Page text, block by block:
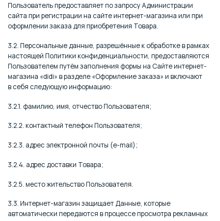
Пользователь предоставляет по запросу Администрации
сайта при регистрации на сайте интернет-магазина или при
оформлении заказа для приобретения Товара.
3.2. Персональные данные, разрешённые к обработке в рамках
настоящей Политики конфиденциальности, предоставляются
Пользователем путём заполнения формы на Сайте интернет-
магазина «didi» в разделе «Оформление заказа» и включают
в себя следующую информацию:
3.2.1. фамилию, имя, отчество Пользователя;
3.2.2. контактный телефон Пользователя;
3.2.3. адрес электронной почты (e-mail);
3.2.4. адрес доставки Товара;
3.2.5. место жительство Пользователя.
3.3. Интернет-магазин защищает Данные, которые
автоматически передаются в процессе просмотра рекламных